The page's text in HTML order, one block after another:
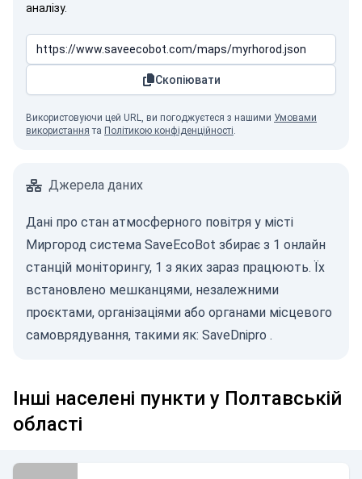
аналізу.
Скопіювати
Використовуючи цей URL, ви погоджуєтеся з нашими Умовами
використання та Політикою конфіденційності.
Джерела даних
Дані про стан атмосферного повітря у місті
Миргород система SaveEcoBot збирає з 1 онлайн
станцій моніторингу, 1 з яких зараз працюють. Їх
встановлено мешканцями, незалежними
проєктами, організаціями або органами місцевого
самоврядування, такими як: SaveDnipro .
Інші населені пункти у Полтавській
області